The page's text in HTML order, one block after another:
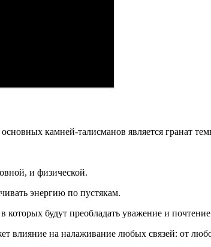
камней-талисманов является гранат
и физической.
энергию по пустякам.
будут преобладать уважение и
влияние на налаживание любых связей: от